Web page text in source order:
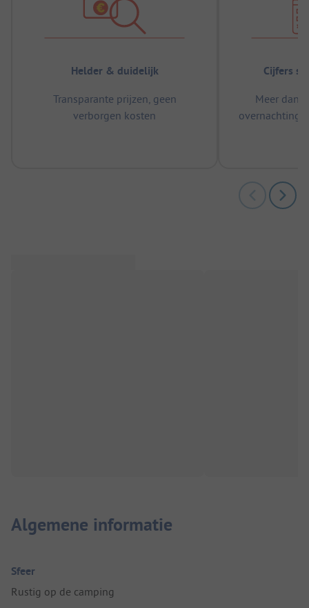
Helder & duidelijk
Transparante prijzen, geen
verborgen kosten
Cijfers
Meer dan
Algemene informatie
Sfeer
Rustig op de camping